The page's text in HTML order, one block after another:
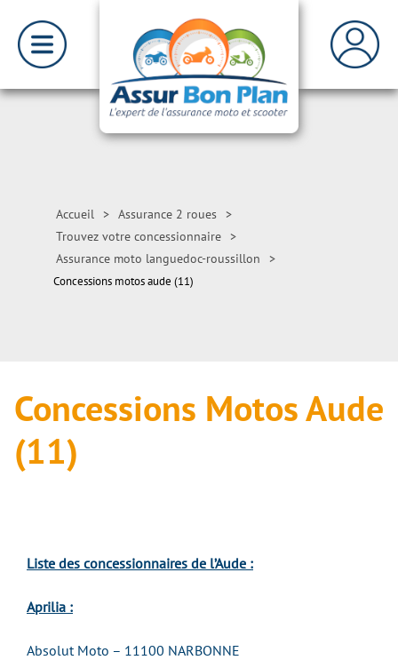
Accueil > Assurance 2 roues >
Trouvez votre concessionnaire >
Assurance moto languedoc-roussillon
>
Concessions motos aude (11)
Concessions Motos Aude
(11)
Liste des concessionnaires de l’Aude :
Aprilia :
Absolut Moto – 11100 NARBONNE